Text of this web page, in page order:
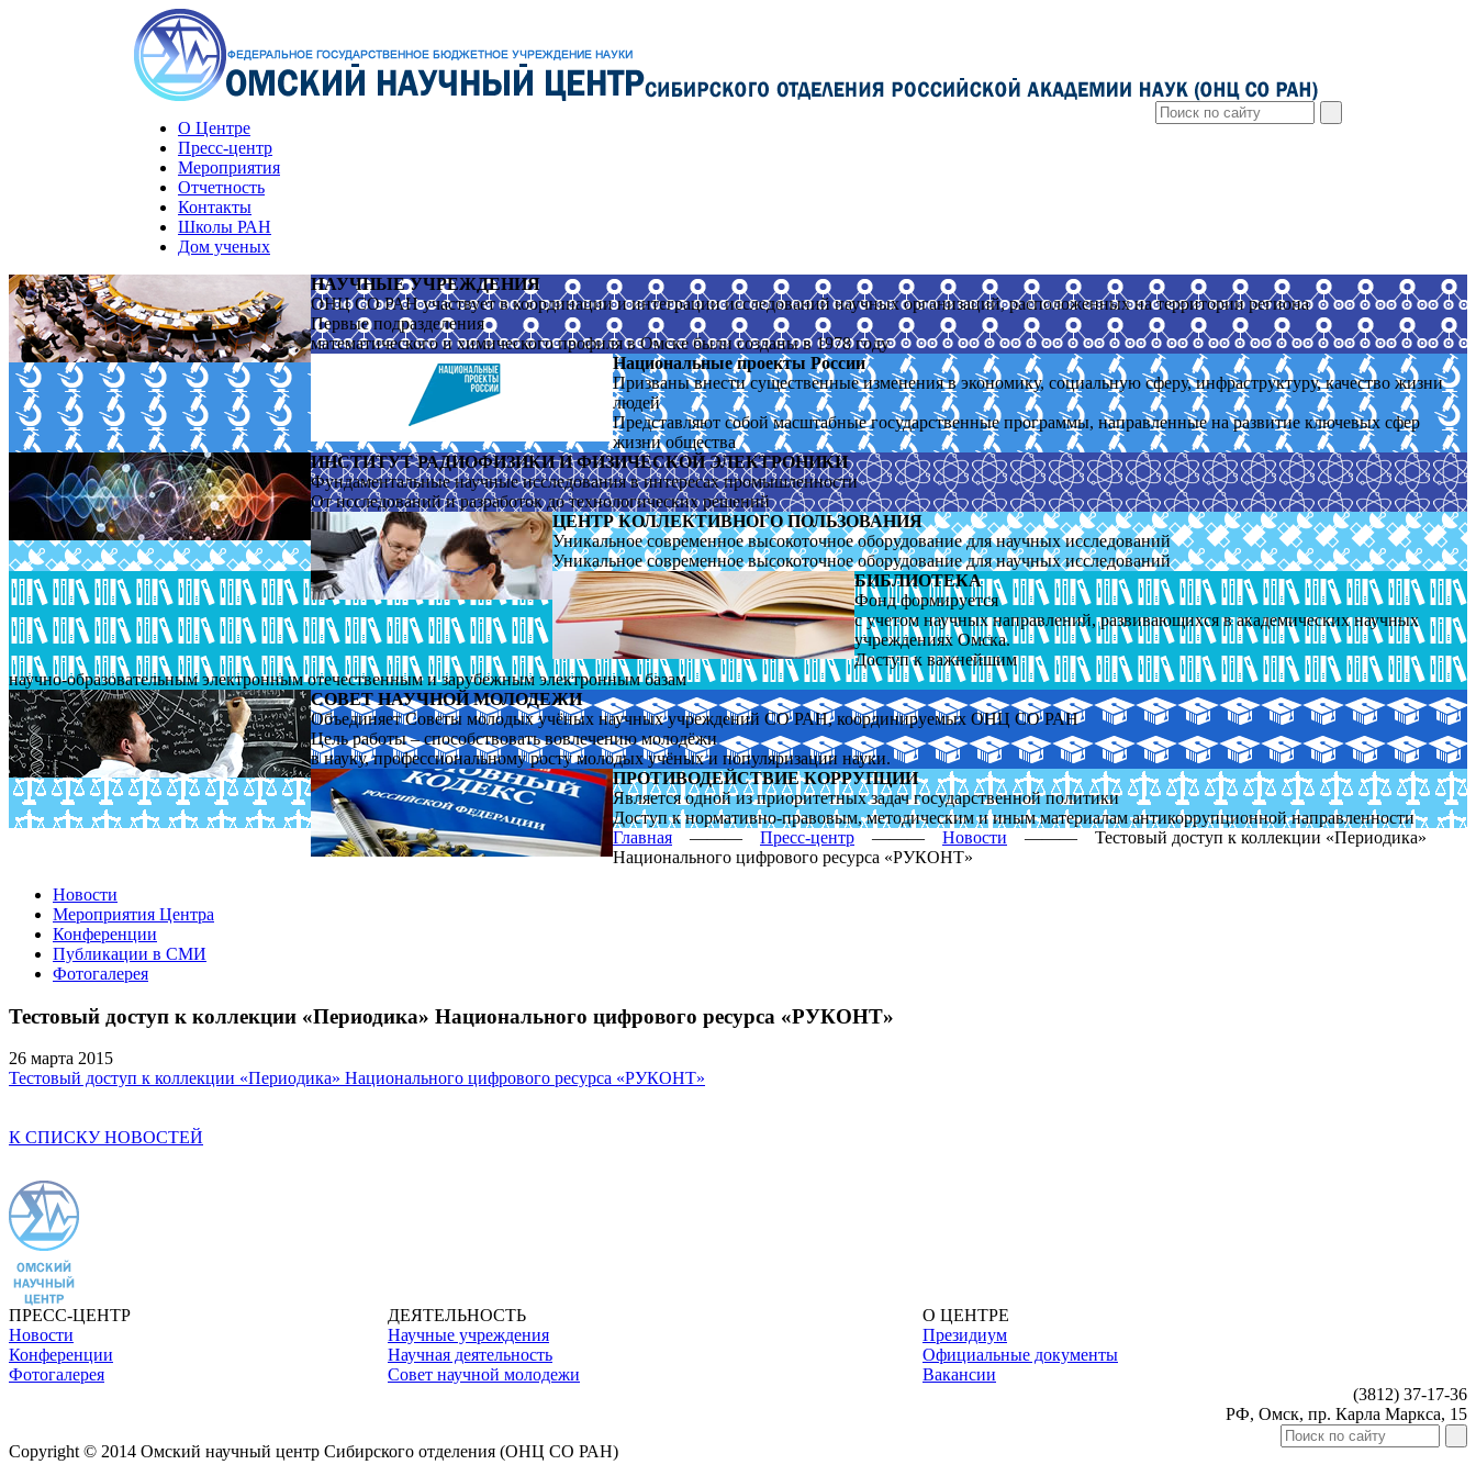
О Центре
Пресс-центр
Мероприятия
Отчетность
Контакты
Школы РАН
Дом ученых
НАУЧНЫЕ УЧРЕЖДЕНИЯ
ОНЦ СО РАН участвует в координации и интеграции исследований научных организаций, расположенных на территории региона
Первые подразделения
математического и химического профиля в Омске были созданы в 1978 году
Национальные проекты России
Призваны внести существенные изменения в экономику, социальную сферу, инфраструктуру, качество жизни
людей
Представляют собой масштабные государственные программы, направленные на развитие ключевых сфер
жизни общества
ИНСТИТУТ РАДИОФИЗИКИ И ФИЗИЧЕСКОЙ ЭЛЕКТРОНИКИ
Фундаментальные научные исследования в интересах промышленности
От исследований и разработок до технологических решений
ЦЕНТР КОЛЛЕКТИВНОГО ПОЛЬЗОВАНИЯ
Уникальное современное высокоточное оборудование для научных исследований
Уникальное современное высокоточное оборудование для научных исследований
БИБЛИОТЕКА
Фонд формируется
с уче­том научных направлений, развивающихся в академических научных
учреждениях Омска.
Доступ к важнейшим
научно-образовательным электронным отечественным и зарубежным электронным базам
СОВЕТ НАУЧНОЙ МОЛОДЕЖИ
Объединяет Советы молодых учёных научных учреждений СО РАН, координируемых ОНЦ СО РАН
Цель работы – способствовать вовлечению молодёжи
в науку, профессиональному росту молодых учёных и популяризации науки.
ПРОТИВОДЕЙСТВИЕ КОРРУПЦИИ
Является одной из приоритетных задач государственной политики
Доступ к нормативно-правовым, методическим и иным материалам антикоррупционной направленности
Главная
——— Пресс-центр ——— Новости ———
Тестовый доступ к коллекции «Периодика»
Национального цифрового ресурса «РУКОНТ»
Новости
Мероприятия Центра
Конференции
Публикации в СМИ
Фотогалерея
Тестовый доступ к коллекции «Периодика» Национального цифрового ресурса «РУКОНТ»
26 марта 2015
Тестовый доступ к коллекции «Периодика» Национального цифрового ресурса «РУКОНТ»
К СПИСКУ НОВОСТЕЙ
ПРЕСС-ЦЕНТР ДЕЯТЕЛЬНОСТЬ
О ЦЕНТРЕ
Новости
Научные учреждения
Президиум
Конференции
Научная деятельность
Официальные документы
Фотогалерея
Совет научной молодежи
Вакансии
(3812) 37-17-36
РФ, Омск, пр. Карла Маркса, 15
Copyright © 2014 Омский научный центр Сибирского отделения (ОНЦ СО РАН)